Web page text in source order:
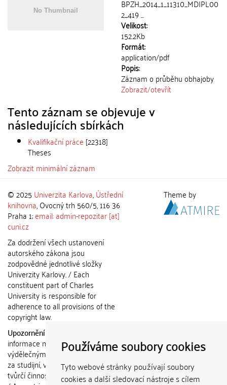
Používáme soubory cookies
Tyto webové stránky používají soubory
cookies a další sledovací nástroje s cílem
BPZH_2014_1_11310_MDIPL00
2_419 ...
Velikost:
152.2Kb
Formát:
application/pdf
Popis:
Záznam o průběhu obhajoby
Zobrazit/otevřít
Tento záznam se objevuje v
následujících sbírkách
Kvalifikační práce [22318]
Theses
Zobrazit minimální záznam
© 2025 Univerzita Karlova,Ústřední
knihovna, Ovocný trh 560/5, 116 36
Praha 1;email: admin-repozitar [at]
cuni.cz
Za dodržení všech ustanovení
autorského zákona jsou
zodpovědné jednotlivé složky
Univerzity Karlovy. / Each
constituent part of Charles
University is responsible for
adherence to all provisions of the
copyright law.
Upozornění / Notice:
informace nemohou být použity k
výdělečným účelům nebo vydávány
za studijní, vědeckou nebo jinou
tvůrčí činnost jiné osoby než autora.
Theme by